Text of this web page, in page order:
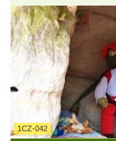
1CZ-042